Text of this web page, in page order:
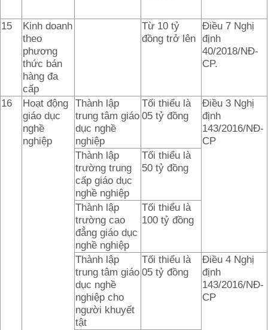
15
Kinh doanh
theo
phương
thức bán
hàng đa
cấp
Từ 10 tỷ
đồng trở lên
Điều 7 Nghị
định
40/2018/NĐ-
CP.
16
Hoạt động
giáo dục
nghề
nghiệp
Thành lập
trung tâm giáo
dục nghề
nghiệp
Tối thiểu là
05 tỷ đồng
Điều 3 Nghị
định
143/2016/NĐ-
CP
Thành lập
trường trung
cấp giáo dục
nghề nghiệp
Tối thiểu là
50 tỷ đồng
Thành lập
trường cao
đẳng giáo dục
nghề nghiệp
Tối thiểu là
100 tỷ đồng
Thành lập
trung tâm giáo
dục nghề
nghiệp cho
người khuyết
tật
Tối thiểu là
05 tỷ đồng
Điều 4 Nghị
định
143/2016/NĐ-
CP